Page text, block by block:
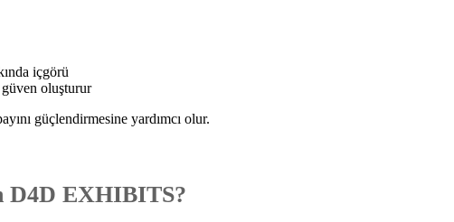
içgörü
oluşturur
güçlendirmesine yardımcı olur.
D4D EXHIBITS?